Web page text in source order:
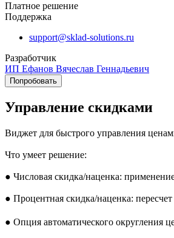
Платное решение
Поддержка
support@sklad-solutions.ru
Разработчик
ИП Ефанов Вячеслав Геннадьевич
Попробовать
Управление скидками
Виджет для быстрого управления
Что умеет решение:
● Числовая скидка/наценка:
● Процентная скидка/наценка:
● Опция автоматического округления